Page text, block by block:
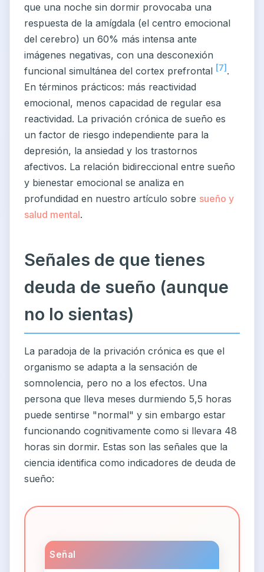
que una noche sin dormir provocaba una
respuesta de la amígdala (el centro emocional
del cerebro) un 60% más intensa ante
imágenes negativas, con una desconexión
funcional simultánea del cortex prefrontal [7] .
En términos prácticos: más reactividad
emocional, menos capacidad de regular esa
reactividad. La privación crónica de sueño es
un factor de riesgo independiente para la
depresión, la ansiedad y los trastornos
afectivos. La relación bidireccional entre sueño
y bienestar emocional se analiza en
profundidad en nuestro artículo sobre sueño y
salud mental.
Señales de que tienes
deuda de sueño (aunque
no lo sientas)
La paradoja de la privación crónica es que el
organismo se adapta a la sensación de
somnolencia, pero no a los efectos. Una
persona que lleva meses durmiendo 5,5 horas
puede sentirse "normal" y sin embargo estar
funcionando cognitivamente como si llevara 48
horas sin dormir. Estas son las señales que la
ciencia identifica como indicadores de deuda de
sueño:
Señal